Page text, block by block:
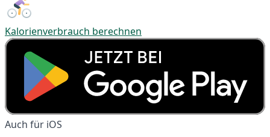
Kalorienverbrauch berechnen
Auch für iOS